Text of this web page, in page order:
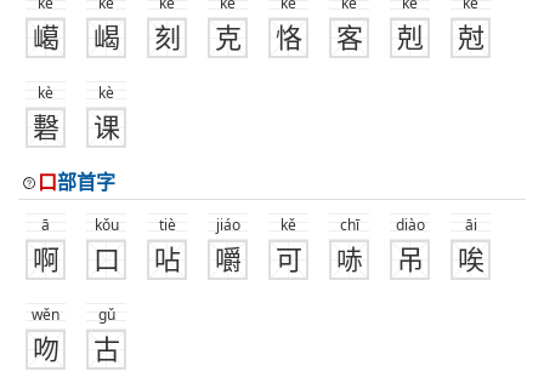
嶱 嵑 刻 克 恪 客 剋 尅
kè
礊
kè
课
口部首字
ā
啊
kǒu
口
tiè
呫
jiáo
嚼
kě
可
chī
哧
diào
吊
āi
唉
wěn
吻
gǔ
古